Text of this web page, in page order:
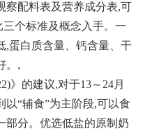
察配料表及营养成分表,可
个标准及概念入手。一
,蛋白质含量、钙含量、干
,
》的建议,对于13～24月
“辅食”为主阶段,可以食
部分。优选低盐的原制奶